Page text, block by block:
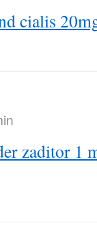
cialis
zaditor 1